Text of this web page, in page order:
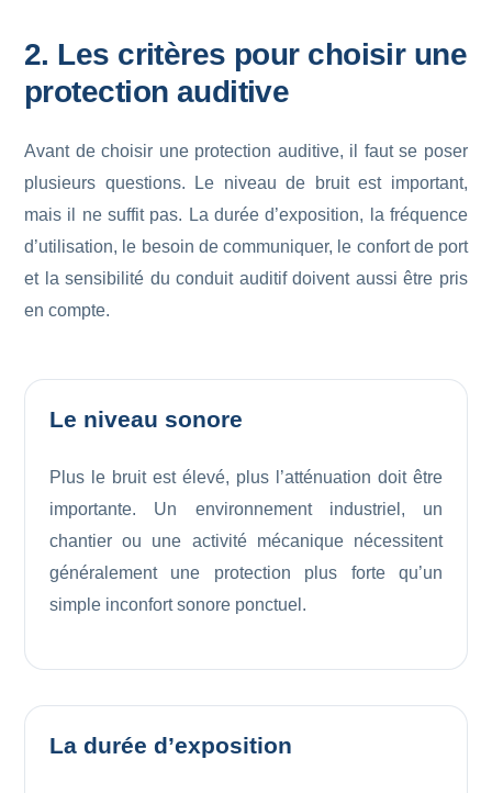
2. Les critères pour choisir une
protection auditive
Avant de choisir une protection auditive, il faut se poser
plusieurs questions. Le niveau de bruit est important,
mais il ne suffit pas. La durée d’exposition, la fréquence
d’utilisation, le besoin de communiquer, le confort de port
et la sensibilité du conduit auditif doivent aussi être pris
en compte.
Le niveau sonore
Plus le bruit est élevé, plus l’atténuation doit être
importante. Un environnement industriel, un
chantier ou une activité mécanique nécessitent
généralement une protection plus forte qu’un
simple inconfort sonore ponctuel.
La durée d’exposition